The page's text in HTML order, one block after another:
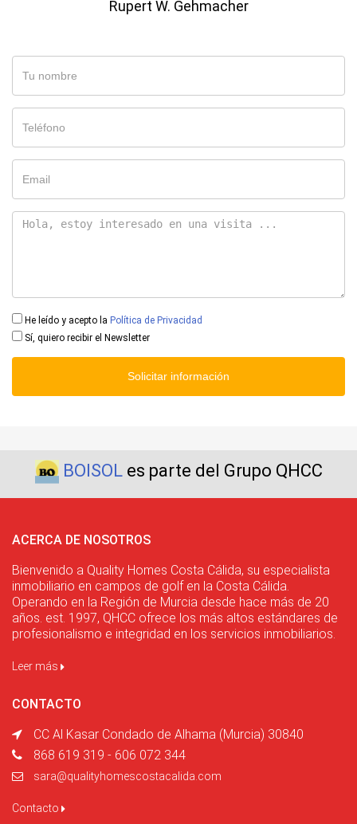
Rupert W. Gehmacher
He leído y acepto la Política de Privacidad
Sí, quiero recibir el Newsletter
Solicitar información
BOISOLes parte del Grupo QHCC
ACERCA DE NOSOTROS
Bienvenido a Quality Homes Costa Cálida, su especialista
inmobiliario en campos de golf en la Costa Cálida.
Operando en la Región de Murcia desde hace más de 20
años. est. 1997, QHCC ofrece los más altos estándares de
profesionalismo e integridad en los servicios inmobiliarios.
Leer más
CONTACTO
CC Al Kasar Condado de Alhama (Murcia) 30840
868 619 319 - 606 072 344
sara@qualityhomescostacalida.com
Contacto